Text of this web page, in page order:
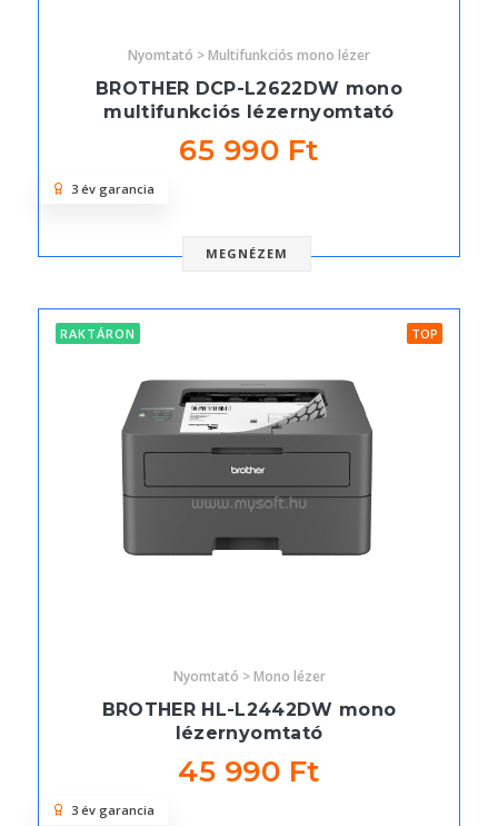
Nyomtató > Multifunkciós mono lézer
BROTHER DCP-L2622DW mono
multifunkciós lézernyomtató
65 990 Ft
MEGNÉZEM
3 év garancia
RAKTÁRON TOP
Nyomtató > Mono lézer
BROTHER HL-L2442DW mono
lézernyomtató
45 990 Ft
3 év garancia